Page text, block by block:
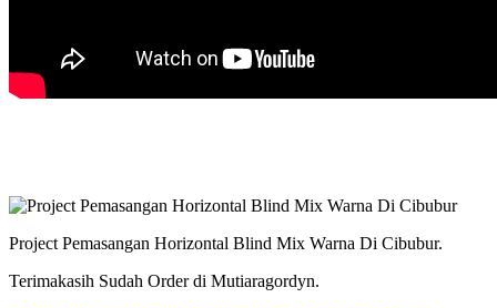
Project Pemasangan Horizontal Blind Mix Warna Di Cibubur.
Terimakasih Sudah Order di Mutiaragordyn.